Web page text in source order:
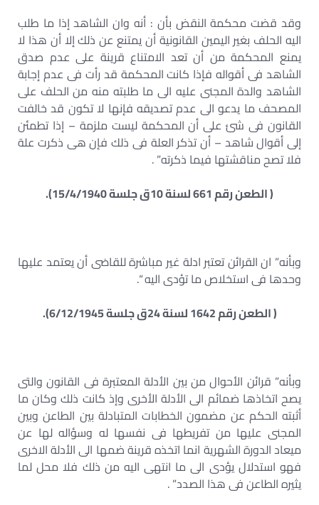
وقد قضت محكمة النقض بأن : أنه وان الشاهد إذا ما طلب
اليه الحلف بغير اليمين القانونية أن يمتنع عن ذلك إلا أن هذا لا
يمنع المحكمة من أن تعد الامتناع قرينة على عدم صدق
الشاهد فى أقواله فإذا كانت المحكمة قد رأت فى عدم إجابة
الشاهد والدة المجنى عليه الى ما طلبته منه من الحلف على
المصحف ما يدعو الى عدم تصديقه فإنها لا تكون قد خالفت
القانون فى شئ على أن المحكمة ليست ملزمة – إذا تطمئن
إلى أقوال شاهد – أن تذكر العلة فى ذلك فإن هى ذكرت علة
فلا تصح مناقشتها فيما ذكرته” .
( الطعن رقم 661 لسنة 10ق جلسة 15/4/1940).
وبأنه” ان القرائن تعتبر ادلة غير مباشرة للقاضى أن يعتمد عليها
وحدها فى استخلاص ما تؤدى اليه “.
( الطعن رقم 1642 لسنة 24ق جلسة 6/12/1945).
وبأنه” قرائن الأحوال من بين الأدلة المعتبرة فى القانون والتى
يصح اتخاذها ضمائم الى الأدلة الأخرى وإذ كانت ذلك وكان ما
أثبته الحكم عن مضمون الخطابات المتبادلة بين الطاعن وبين
المجنى عليها من تفريطها فى نفسها له وسؤاله لها عن
ميعاد الدورة الشهرية انما اتخذه قرينة ضمها الى الأدلة الاخرى
فهو استدلال يؤدى الى ما انتهى اليه من ذلك فلا محل لما
يثيره الطاعن فى هذا الصدد” .